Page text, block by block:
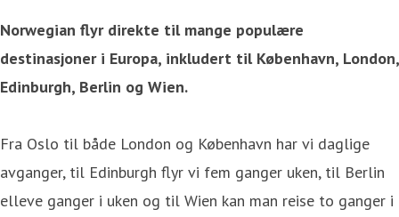
Norwegian flyr direkte til mange populære
destinasjoner i Europa, inkludert til København, London,
Edinburgh, Berlin og Wien.
Fra Oslo til både London og København har vi daglige
avganger, til Edinburgh flyr vi fem ganger uken, til Berlin
elleve ganger i uken og til Wien kan man reise to ganger i